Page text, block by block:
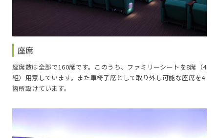
座席
座席数は全部で160席です。このうち、ファミリーシートを8席（4
組）用意しています。また車椅子席として取り外し可能な座席を4
箇所設けています。